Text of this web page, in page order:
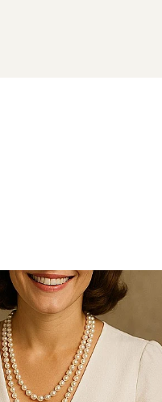
prezență, care
decercei cu perle
aur si argint utilizate
bijuteriilor,